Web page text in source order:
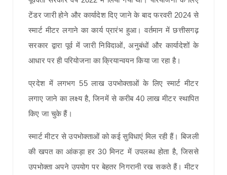
टेंडर जारी होने और कार्यादेश दिए जाने के बाद फरवरी 2024 से
स्मार्ट मीटर लगाने का कार्य प्रारंभ हुआ। वर्तमान में छत्तीसगढ़
सरकार द्वारा पूर्व में जारी निविदाओं, अनुबंधों और कार्यादेशों के
आधार पर ही परियोजना का क्रियान्वयन किया जा रहा है।
प्रदेश में लगभग 55 लाख उपभोक्ताओं के लिए स्मार्ट मीटर
लगाए जाने का लक्ष्य है, जिनमें से करीब 40 लाख मीटर स्थापित
किए जा चुके हैं।
स्मार्ट मीटर से उपभोक्ताओं को कई सुविधाएं मिल रही हैं। बिजली
की खपत का आंकड़ा हर 30 मिनट में उपलब्ध होता है, जिससे
उपभोक्ता अपने उपयोग पर बेहतर निगरानी रख सकते हैं। मीटर